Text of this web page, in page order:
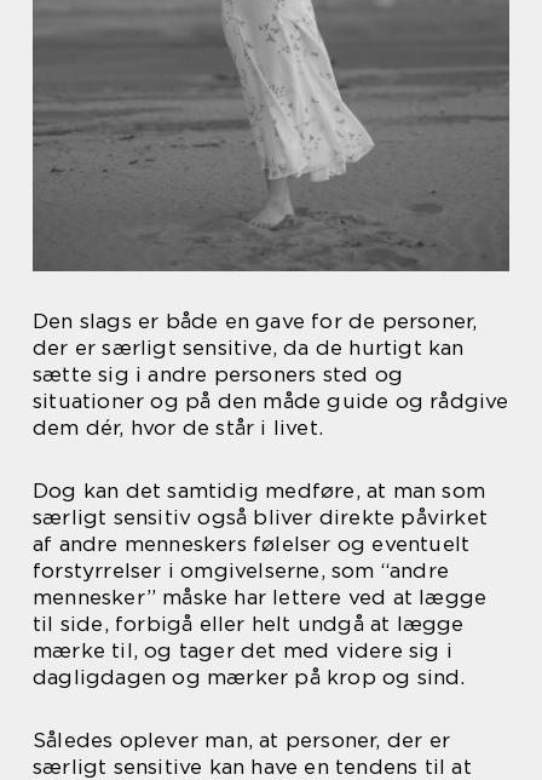
Den slags er både en gave for de personer,
der er særligt sensitive, da de hurtigt kan
sætte sig i andre personers sted og
situationer og på den måde guide og rådgive
dem dér, hvor de står i livet.
Dog kan det samtidig medføre, at man som
særligt sensitiv også bliver direkte påvirket
af andre menneskers følelser og eventuelt
forstyrrelser i omgivelserne, som “andre
mennesker” måske har lettere ved at lægge
til side, forbigå eller helt undgå at lægge
mærke til, og tager det med videre sig i
dagligdagen og mærker på krop og sind.
Således oplever man, at personer, der er
særligt sensitive kan have en tendens til at